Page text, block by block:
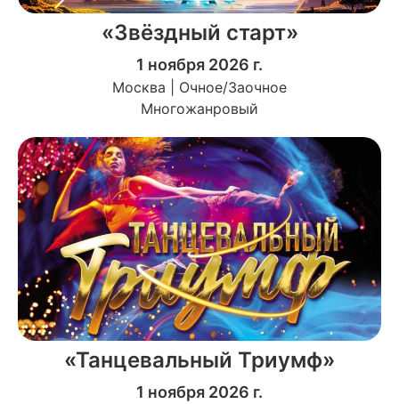
«Звёздный старт»
1 ноября 2026 г.
Москва | Очное/Заочное
Многожанровый
«Танцевальный Триумф»
1 ноября 2026 г.